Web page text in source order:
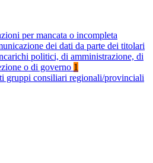
per mancata o incompleta
dei dati da parte dei titolari
politici, di amministrazione, di
o di governo 1
gruppi consiliari regionali/provinciali